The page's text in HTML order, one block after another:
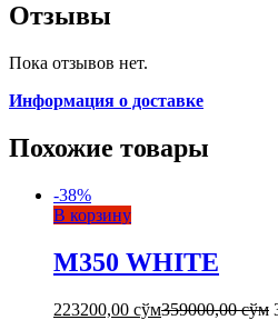
Отзывы
Пока отзывов нет.
Информация о доставке
Похожие товары
-38%
В корзину
M350 WHITE
223200,00 сўм359000,00сўм